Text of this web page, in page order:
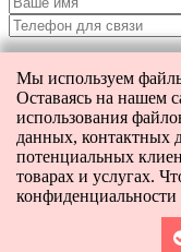
Я даю согласие на
передачу этих данных
[contact-form-7 404
Мы используем
Оставаясь на нашем
использования
данных, контактных
потенциальных
товарах и услугах.
конфиденциальности